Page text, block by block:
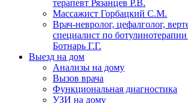
терапевт Рязанцев Р.В.
Массажист Горбацкий С.М.
Врач-невролог, цефалголог,
специалист по
Ботнарь Г.Г.
Выезд на дом
Анализы на дому
Вызов врача
Функциональная диагностика
УЗИ на дому